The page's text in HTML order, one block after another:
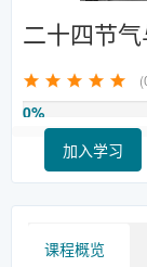
二十四节
0%
加入学习
课程概览